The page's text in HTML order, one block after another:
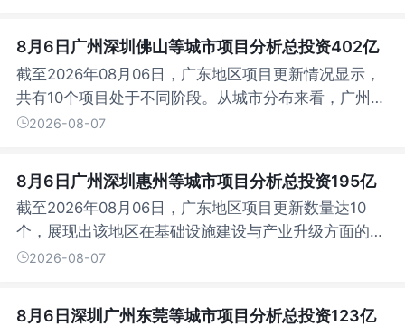
8月6日广州深圳佛山等城市项目分析总投资402亿
截至2026年08月06日，广东地区项目更新情况显示，
共有10个项目处于不同阶段。从城市分布来看，广州以
4个项目领先，深圳紧随其后有3个项目...
2026-08-07
8月6日广州深圳惠州等城市项目分析总投资195亿
截至2026年08月06日，广东地区项目更新数量达10
个，展现出该地区在基础设施建设与产业升级方面的强
劲动力。从投资规模来看，项目总投资金额...
2026-08-07
8月6日深圳广州东莞等城市项目分析总投资123亿